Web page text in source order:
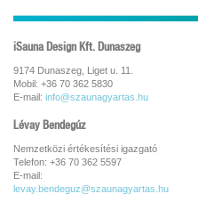
iSauna Design Kft. Dunaszeg
9174 Dunaszeg, Liget u. 11.
Mobil: +36 70 362 5830
E-mail: info@szaunagyartas.hu
Lévay Bendegúz
Nemzetközi értékesítési igazgató
Telefon: +36 70 362 5597
E-mail:
levay.bendeguz@szaunagyartas.hu